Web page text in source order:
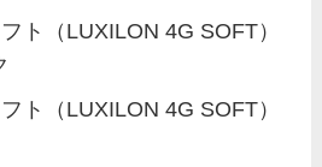
ト（LUXILON 4G SOFT）
ト（LUXILON 4G SOFT）